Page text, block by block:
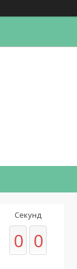
Секунд
0 0